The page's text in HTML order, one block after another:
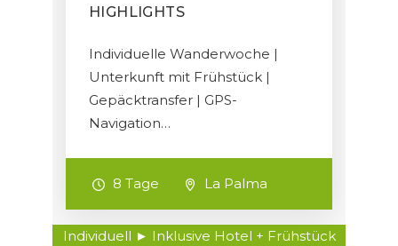
HIGHLIGHTS
Individuelle Wanderwoche |
Unterkunft mit Frühstück |
Gepäcktransfer | GPS-
Navigation…
8 Tage La Palma
Individuell ► Inklusive Hotel + Frühstück